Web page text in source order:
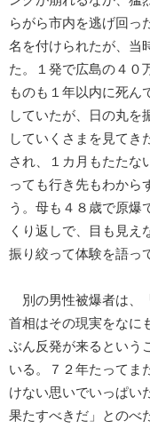
らがら市内を逃げ回っ
名を付けられたが、当
た。１発で広島の４０
ものも１年以内に死ん
していたが、日の丸を
していくさまを見てき
され、１カ月もたたな
っても行き先もわから
う。母も４８歳で原爆
くり返しで、目も見え
振り絞って体験を語っ
別の男性被爆者は、
首相はその現実をなに
ぶん反発が来るという
いる。７２年たってま
けない思いでいっぱい
果たすべきだ」とのべ